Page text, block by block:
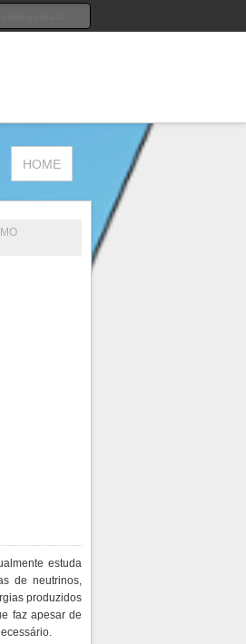
HOME
estuda
de neutrinos,
produzidos
faz apesar de